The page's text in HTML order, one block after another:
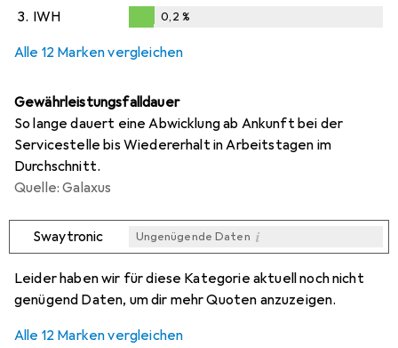
0,2%
3. IWH 0,2 %
Alle 12 Marken vergleichen
Gewährleistungsfalldauer
So lange dauert eine Abwicklung ab Ankunft bei der
Servicestelle bis Wiedererhalt in Arbeitstagen im
Durchschnitt.
Quelle: Galaxus
Swaytronic Ungenügende Daten i
Leider haben wir für diese Kategorie aktuell noch nicht
genügend Daten, um dir mehr Quoten anzuzeigen.
Alle 12 Marken vergleichen